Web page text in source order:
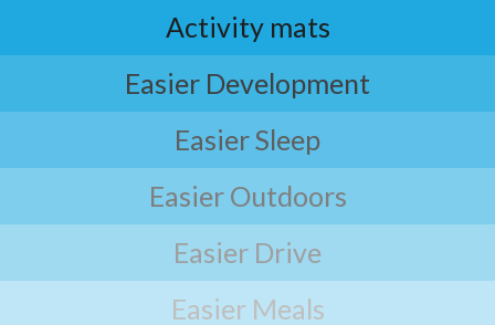
Activity mats
Easier Development
Easier Sleep
Easier Outdoors
Easier Drive
Easier Meals